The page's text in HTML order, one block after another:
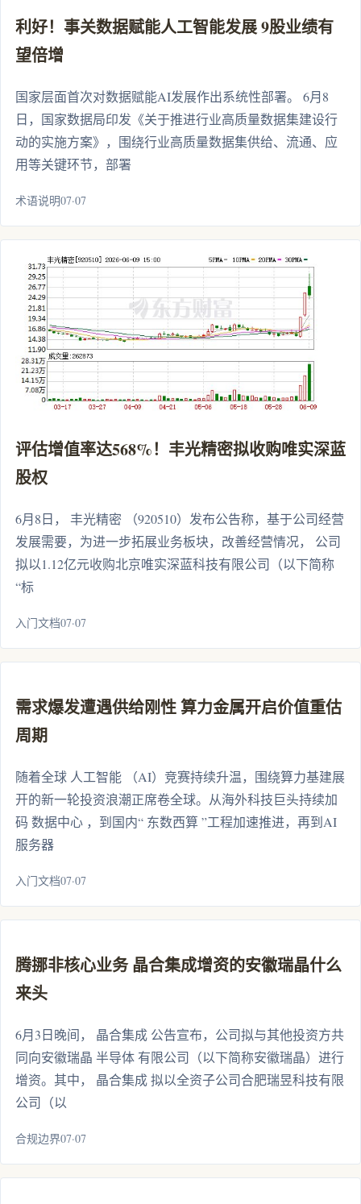
利好！事关数据赋能人工智能发展 9股业绩有
望倍增
国家层面首次对数据赋能AI发展作出系统性部署。 6月8
日，国家数据局印发《关于推进行业高质量数据集建设行
动的实施方案》，围绕行业高质量数据集供给、流通、应
用等关键环节，部署
术语说明07·07
评估增值率达568%！丰光精密拟收购唯实深蓝
股权
6月8日， 丰光精密 （920510）发布公告称，基于公司经营
发展需要，为进一步拓展业务板块，改善经营情况， 公司
拟以1.12亿元收购北京唯实深蓝科技有限公司（以下简称
“标
入门文档07·07
需求爆发遭遇供给刚性 算力金属开启价值重估
周期
随着全球 人工智能 （AI）竞赛持续升温，围绕算力基建展
开的新一轮投资浪潮正席卷全球。从海外科技巨头持续加
码 数据中心 ，到国内“ 东数西算 ”工程加速推进，再到AI
服务器
入门文档07·07
腾挪非核心业务 晶合集成增资的安徽瑞晶什么
来头
6月3日晚间， 晶合集成 公告宣布，公司拟与其他投资方共
同向安徽瑞晶 半导体 有限公司（以下简称安徽瑞晶）进行
增资。其中， 晶合集成 拟以全资子公司合肥瑞昱科技有限
公司（以
合规边界07·07